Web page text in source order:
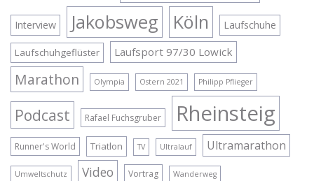
Interview Jakobsweg Köln Laufschuhe
Laufschuhgeflüster Laufsport 97/30 Lowick
Marathon Olympia Ostern 2021 Philipp Pflieger
Podcast Rafael Fuchsgruber Rheinsteig
Runner's World Triatlon TV Ultralauf Ultramarathon
Umweltschutz Video Vortrag Wanderweg